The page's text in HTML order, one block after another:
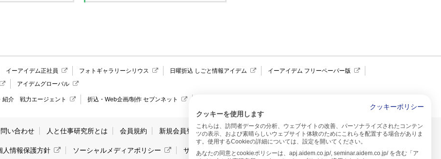
イーアイデム正社員 フォトギャラリーシリウス 日曜折込 しごと情報アイデム
イーアイデム フリーペーパー版
アイデムグローバル
紹介 戦力エージェント 折込・Web企画/制作 セブンネット
い合わせ 人と仕事研究所とは 会員規約 新規会員登録 サイトのご利用について
人情報保護方針 ソーシャルメディアポリシー サイトマップ
クッキーポリシー
クッキーを使用します
これらは、訪問者データの分析、ウェブサイトの改善、パーソナライズされたコンテン
ツの表示、および素晴らしいウェブサイト体験のためにこれらを配置する場合がありま
す。使用するCookieの詳細については、設定を開いてください。
あなたの同意とcookieポリシーは、apj.aidem.co.jp/, seminar.aidem.co.jp/ を含む「ア